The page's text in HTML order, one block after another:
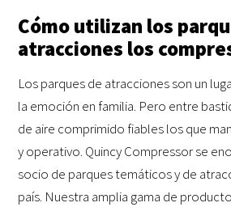
Cómo utilizan los
atracciones los
Los parques de atracciones son un
la emoción en familia. Pero entre
de aire comprimido fiables los que
y operativo. Quincy Compressor se
socio de parques temáticos y de
país. Nuestra amplia gama de